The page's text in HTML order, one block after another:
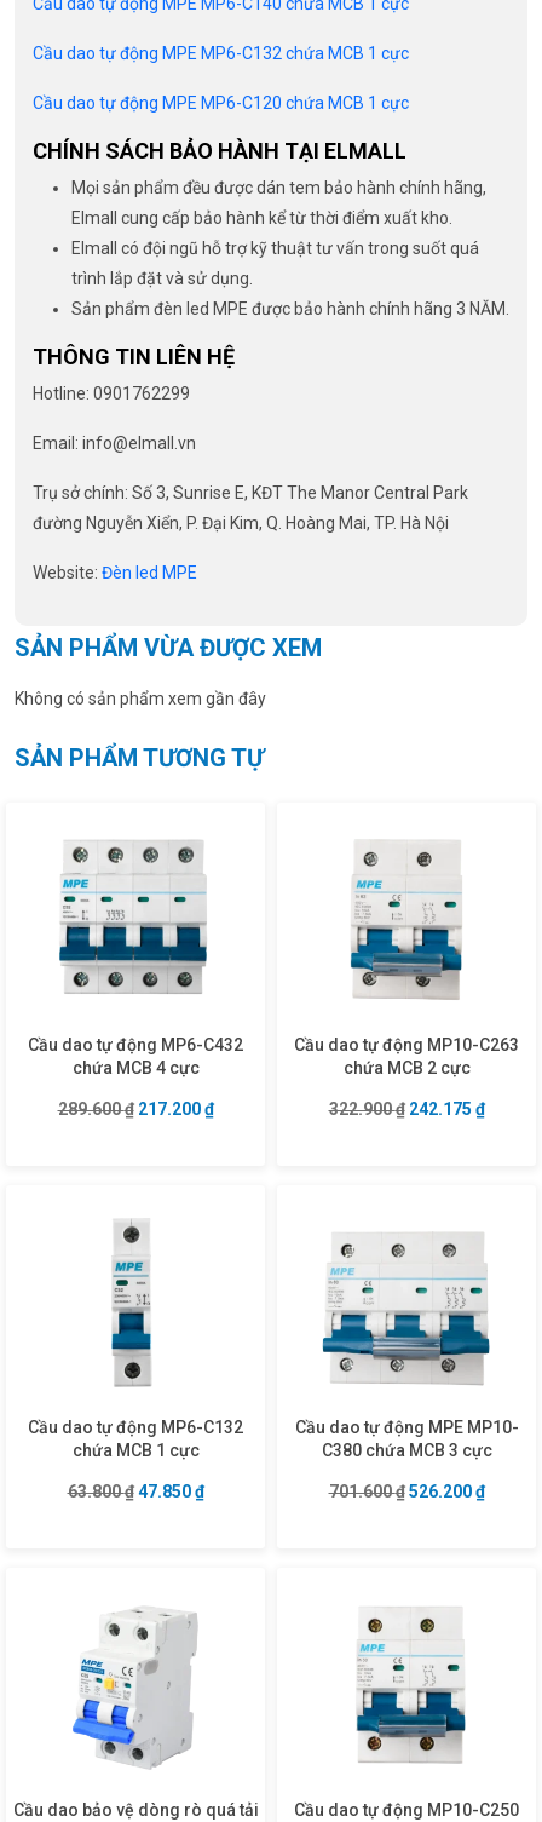
Cầu dao tự động MPE MP6-C140 chứa MCB 1 cực
Cầu dao tự động MPE MP6-C132 chứa MCB 1 cực
Cầu dao tự động MPE MP6-C120 chứa MCB 1 cực
CHÍNH SÁCH BẢO HÀNH TẠI ELMALL
Mọi sản phẩm đều được dán tem bảo hành chính hãng,
Elmall cung cấp bảo hành kể từ thời điểm xuất kho.
Elmall có đội ngũ hỗ trợ kỹ thuật tư vấn trong suốt quá
trình lắp đặt và sử dụng.
Sản phẩm đèn led MPE được bảo hành chính hãng 3 NĂM.
THÔNG TIN LIÊN HỆ
Hotline: 0901762299
Email: info@elmall.vn
Trụ sở chính: Số 3, Sunrise E, KĐT The Manor Central Park
đường Nguyễn Xiển, P. Đại Kim, Q. Hoàng Mai, TP. Hà Nội
Website: Đèn led MPE
SẢN PHẨM VỪA ĐƯỢC XEM
Không có sản phẩm xem gần đây
SẢN PHẨM TƯƠNG TỰ
Cầu dao tự động MP6-C432
chứa MCB 4 cực
289.600₫ Giá gốc là: 289.600 ₫.
217.200₫Giá hiện tại là: 217.200 ₫.
Cầu dao tự động MP10-C263
chứa MCB 2 cực
322.900₫ Giá gốc là:
242.175 ₫Giá
Cầu dao tự động MP6-C132
chứa MCB 1 cực
63.800₫ Giá gốc là: 63.800 ₫.
47.850₫Giá hiện tại là: 47.850 ₫.
Cầu dao tự động MPE MP10-
C380 chứa MCB 3 cực
701.600₫ Giá gốc là:
526.200₫Giá
Cầu dao bảo vệ dòng rò quá tải
Cầu dao tự động MP10-C250